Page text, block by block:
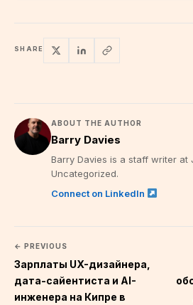
SHARE
ABOUT THE AUTHOR
Barry Davies
Barry Davies is a staff writer at
Uncategorized.
Connect on LinkedIn
← PREVIOUS
Зарплаты UX-дизайнера,
дата-сайентиста и AI-
инженера на Кипре в